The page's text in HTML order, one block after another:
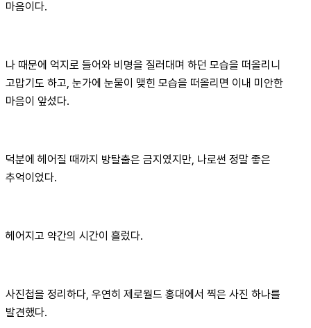
마음이다.
나 때문에 억지로 들어와 비명을 질러대며 하던 모습을 떠올리니
고맙기도 하고, 눈가에 눈물이 맺힌 모습을 떠올리면 이내 미안한
마음이 앞섰다.
덕분에 헤어질 때까지 방탈출은 금지였지만, 나로썬 정말 좋은
추억이었다.
헤어지고 약간의 시간이 흘렀다.
사진첩을 정리하다, 우연히 제로월드 홍대에서 찍은 사진 하나를
발견했다.